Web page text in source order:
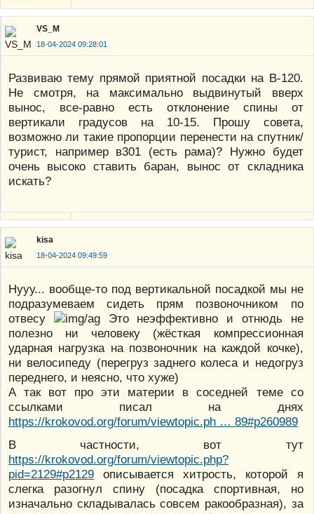
VS_M
18-04-2024 09:28:01
Развиваю тему прямой приятной посадки на В-120.
Не смотря, на максимально выдвинутый вверх
вынос, все-равно есть отклонение спины от
вертикали градусов на 10-15. Прошу совета,
возможно ли такие пропорции перенести на спутник/
турист, например в301 (есть рама)? Нужно будет
очень высоко ставить баран, вынос от складника
искать?
kisa
18-04-2024 09:49:59
Нууу... вообще-то под вертикальной посадкой мы не
подразумеваем сидеть прям позвоночником по
отвесу
Это неэффективно и отнюдь не
полезно ни человеку (жёсткая компрессионная
ударная нагрузка на позвоночник на каждой кочке),
ни велосипеду (перегруз заднего колеса и недогруз
переднего, и неясно, что хуже)
А так вот про эти материи в соседней теме со
ссылками писал на днях
https://krokovod.org/forum/viewtopic.ph … 89#p260989
В частности, вот тут
https://krokovod.org/forum/viewtopic.php?
pid=2129#p2129 описывается хитрость, которой я
слегка разогнул спину (посадка спортивная, но
изначально складывалась совсем ракообразная), за